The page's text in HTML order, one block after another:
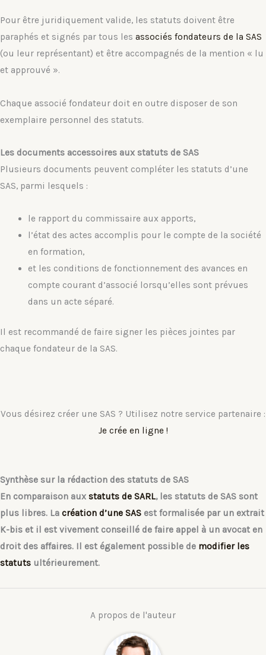
Pour être juridiquement valide, les statuts doivent être
paraphés et signés par tous les associés fondateurs de la SAS
(ou leur représentant) et être accompagnés de la mention « lu
et approuvé ».
Chaque associé fondateur doit en outre disposer de son
exemplaire personnel des statuts.
Les documents accessoires aux statuts de SAS
Plusieurs documents peuvent compléter les statuts d’une
SAS, parmi lesquels :
le rapport du commissaire aux apports,
l’état des actes accomplis pour le compte de la société
en formation,
et les conditions de fonctionnement des avances en
compte courant d’associé lorsqu’elles sont prévues
dans un acte séparé.
Il est recommandé de faire signer les pièces jointes par
chaque fondateur de la SAS.
Vous désirez créer une SAS ? Utilisez notre service partenaire :
Je crée en ligne !
Synthèse sur la rédaction des statuts de SAS
En comparaison aux statuts de SARL, les statuts de SAS sont
plus libres. La création d’une SAS est formalisée par un extrait
K-bis et il est vivement conseillé de faire appel à un avocat en
droit des affaires. Il est également possible de modifier les
statuts ultérieurement.
A propos de l'auteur